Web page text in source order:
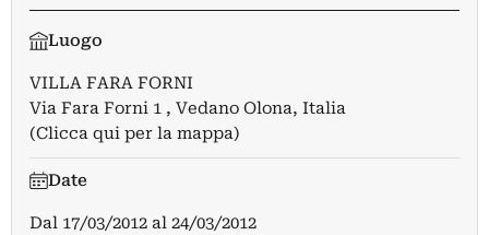
Luogo
VILLA FARA FORNI
Via Fara Forni 1 , Vedano Olona, Italia
(Clicca qui per la mappa)
Date
Dal 17/03/2012 al 24/03/2012